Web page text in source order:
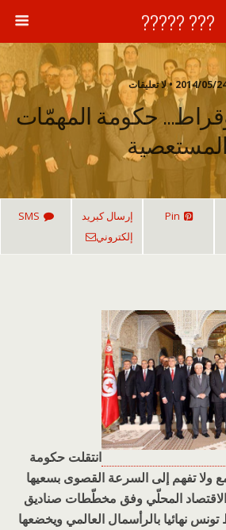
??? ?????
05/24 • لا تعليقات
حكومة المهمّات
المستعصية
Pin
إرسال كبريد
إلكتروني
SMS
انتقلت حكومة
ولا تفهم إلى السرعة القصوى بسعيها
الاقتصاد المحلّي وفق مخطّطات صناديق
تونس نهائيا بالرأسمال العالمي ويخضعها